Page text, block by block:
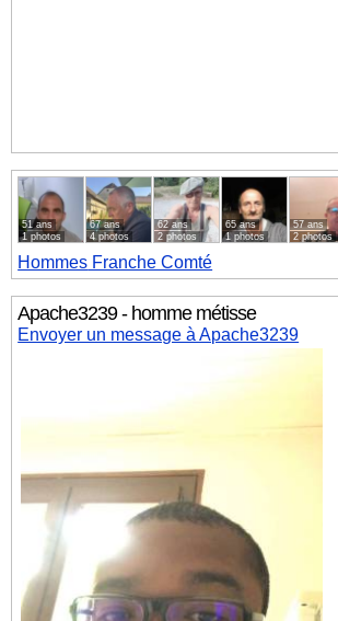
51 ans
1 photos
67 ans
4 photos
62 ans
2 photos
65 ans
1 photos
57 ans
2 photos
Hommes Franche Comté
Apache3239 - homme métisse
Envoyer un message à Apache3239